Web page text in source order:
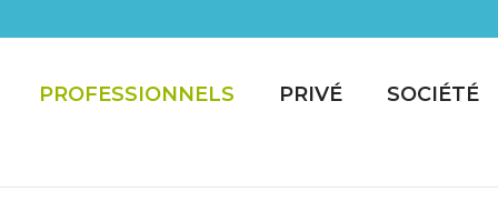
PROFESSIONNELS PRIVÉ SOCIÉTÉ